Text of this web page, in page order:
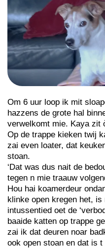
Om 6 uur loop ik mit
hazzens de grote hal
verwelkomt mie. Kaya zit
Op de trappe kieken twij
zai even loater, dat
stoan.
‘Dat was dus nait de
tegen n mie traauw
Hou hai koamerdeur
klinke open kregen het,
intussentied oet de
baaide katten op trappe
zai ik dat deuren noar
ook open stoan en dat is